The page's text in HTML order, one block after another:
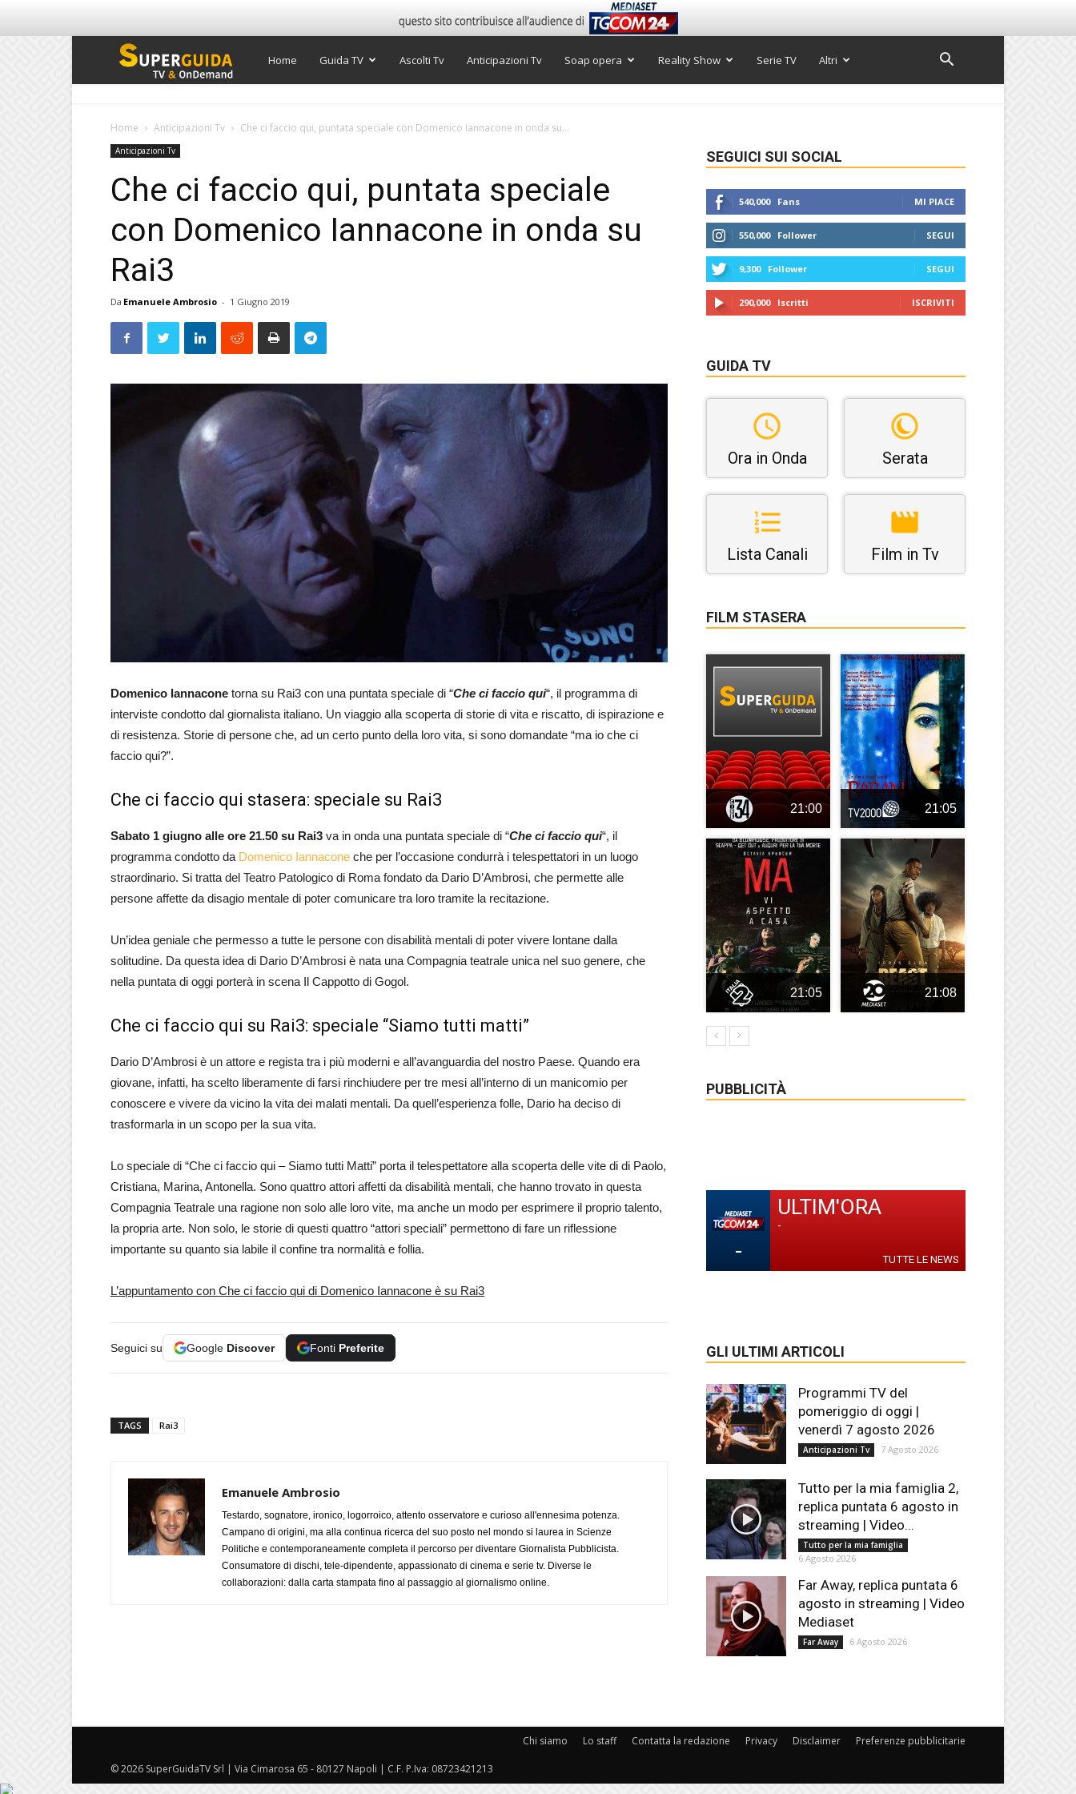
Super
Home Guida TV Ascolti Tv Anticipazioni Tv Soap opera Reality Show Serie TV Altri
Home Anticipazioni Tv Che ci faccio qui, puntata speciale con Domenico Iannacone in onda su...
Anticipazioni Tv
Che ci faccio qui, puntata speciale
con Domenico Iannacone in onda su
Rai3
Da Emanuele Ambrosio - 1 Giugno 2019
Domenico Iannacone torna su Rai3 con una puntata speciale di “Che ci faccio qui“, il programma di
interviste condotto dal giornalista italiano. Un viaggio alla scoperta di storie di vita e riscatto, di ispirazione e
di resistenza. Storie di persone che, ad un certo punto della loro vita, si sono domandate “ma io che ci
faccio qui?”.
Che ci faccio qui stasera: speciale su Rai3
Sabato 1 giugno alle ore 21.50 su Rai3 va in onda una puntata speciale di “Che ci faccio qui“, il
programma condotto da Domenico Iannacone che per l’occasione condurrà i telespettatori in un luogo
straordinario. Si tratta del Teatro Patologico di Roma fondato da Dario D’Ambrosi, che permette alle
persone affette da disagio mentale di poter comunicare tra loro tramite la recitazione.
Un’idea geniale che permesso a tutte le persone con disabilità mentali di poter vivere lontane dalla
solitudine. Da questa idea di Dario D’Ambrosi è nata una Compagnia teatrale unica nel suo genere, che
nella puntata di oggi porterà in scena Il Cappotto di Gogol.
Che ci faccio qui su Rai3: speciale “Siamo tutti matti”
Dario D’Ambrosi è un attore e regista tra i più moderni e all’avanguardia del nostro Paese. Quando era
giovane, infatti, ha scelto liberamente di farsi rinchiudere per tre mesi all’interno di un manicomio per
conoscere e vivere da vicino la vita dei malati mentali. Da quell’esperienza folle, Dario ha deciso di
trasformarla in un scopo per la sua vita.
Lo speciale di “Che ci faccio qui – Siamo tutti Matti” porta il telespettatore alla scoperta delle vite di di Paolo,
Cristiana, Marina, Antonella. Sono quattro attori affetti da disabilità mentali, che hanno trovato in questa
Compagnia Teatrale una ragione non solo alle loro vite, ma anche un modo per esprimere il proprio talento,
la propria arte. Non solo, le storie di questi quattro “attori speciali” permettono di fare un riflessione
importante su quanto sia labile il confine tra normalità e follia.
L’appuntamento con Che ci faccio qui di Domenico Iannacone è su Rai3
Seguici su Google Discover Fonti Preferite
TAGS Rai3
Emanuele Ambrosio
Testardo, sognatore, ironico, logorroico, attento osservatore e curioso all'ennesima potenza.
Campano di origini, ma alla continua ricerca del suo posto nel mondo si laurea in Scienze
Politiche e contemporaneamente completa il percorso per diventare Giornalista Pubblicista.
Consumatore di dischi, tele-dipendente, appassionato di cinema e serie tv. Diverse le
collaborazioni: dalla carta stampata fino al passaggio al giornalismo online.
SEGUICI SUI SOCIAL
540,000 Fans MI PIACE
550,000 Follower SEGUI
9,300 Follower SEGUI
290,000 Iscritti ISCRIVITI
GUIDA TV
Ora in Onda Serata
Lista Canali Film in Tv
FILM STASERA
21:00 21:05
21:05 21:08
PUBBLICITÀ
-
ULTIM'ORA
-
TUTTE LE NEWS
GLI ULTIMI ARTICOLI
Programmi TV del
pomeriggio di oggi |
venerdì 7 agosto 2026
Anticipazioni Tv 7 Agosto 2026
Tutto per la mia famiglia 2,
replica puntata 6 agosto in
streaming | Video...
Tutto per la mia famiglia
6 Agosto 2026
Far Away, replica puntata 6
agosto in streaming | Video
Mediaset
Far Away 6 Agosto 2026
Chi siamo Lo staff Contatta la redazione Privacy Disclaimer Preferenze pubblicitarie
© 2026 SuperGuidaTV Srl | Via Cimarosa 65 - 80127 Napoli | C.F. P.Iva: 08723421213